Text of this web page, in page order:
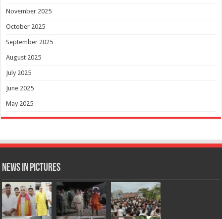
November 2025
October 2025
September 2025
August 2025
July 2025
June 2025
May 2025
News in Pictures